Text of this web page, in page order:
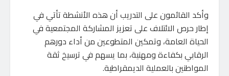
وأكد القائمون على التدريب أن هذه الأنشطة تأتي في
إطار حرص الائتلاف على تعزيز المشاركة المجتمعية في
الحياة العامة، وتمكين المتطوعين من أداء دورهم
الرقابي بكفاءة ومهنية، بما يسهم في ترسيخ ثقة
المواطنين بالعملية الديمقراطية.